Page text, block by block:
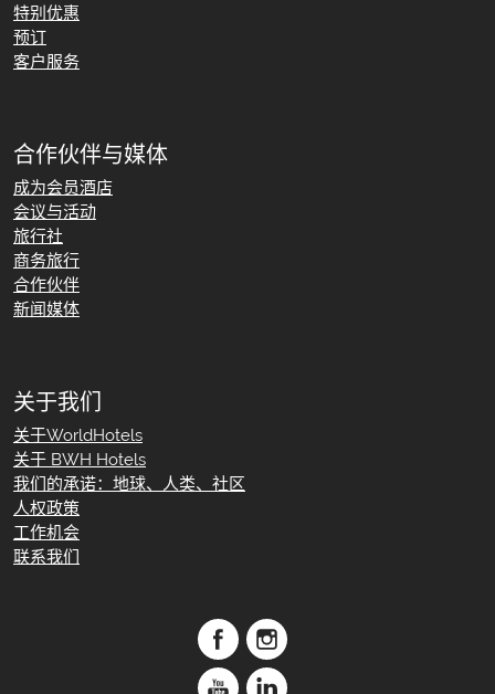
特别优惠
预订
客户服务
合作伙伴与媒体
成为会员酒店
会议与活动
旅行社
商务旅行
合作伙伴
新闻媒体
关于我们
关于WorldHotels
关于 BWH Hotels
我们的承诺：地球、人类、社区
人权政策
工作机会
联系我们